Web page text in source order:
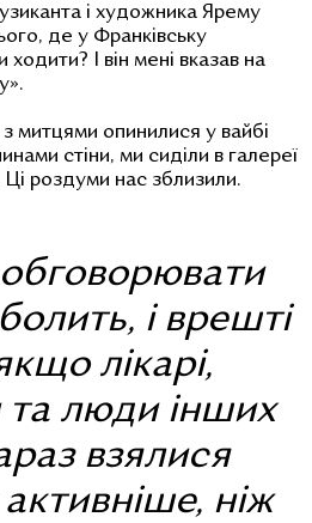
і художника Ярему
де у Франківську
І він мені вказав на
митцями опинилися у вайбі
стіни, ми сиділи в галереї
роздуми нас зблизили.
і врешті
лікарі,
та люди інших
взялися
ніж